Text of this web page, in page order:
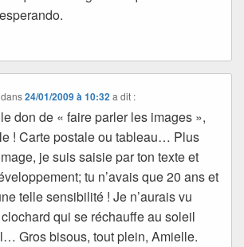
dans24/01/2009 à 10:32 a dit :
don de « faire parler les images »,
! Carte postale ou tableau… Plus
je suis saisie par ton texte et
tu n’avais que 20 ans et
telle sensibilité ! Je n’aurais vu
clochard qui se réchauffe au soleil
Gros bisous, tout plein, Amielle.